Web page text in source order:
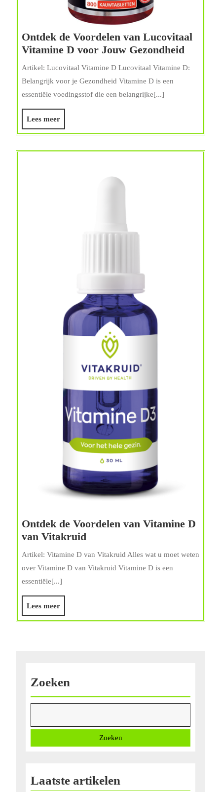
Ontdek de Voordelen van Lucovitaal
Vitamine D voor Jouw Gezondheid
de
voor
Jouw
Artikel: Lucovitaal Vitamine D Lucovitaal Vitamine D:
Belangrijk voor je Gezondheid Vitamine D is een
essentiële voedingsstof die een belangrijke[...]
Lees meerLees
meer
Ontdek de Voordelen van Vitamine D
van Vitakruid
van
Vitakruid
Artikel: Vitamine D van Vitakruid Alles wat u moet weten
over Vitamine D van Vitakruid Vitamine D is een
essentiële[...]
Lees meerLees
meer
Zoeken
Zoeken
Laatste artikelen